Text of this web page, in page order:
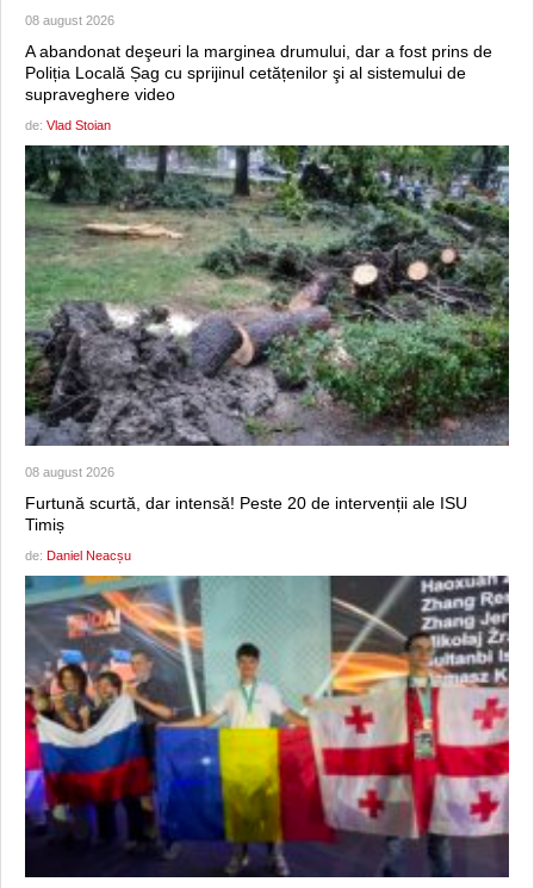
08 august 2026
A abandonat deşeuri la marginea drumului, dar a fost prins de
Poliția Locală Șag cu sprijinul cetățenilor şi al sistemului de
supraveghere video
de: Vlad Stoian
08 august 2026
Furtună scurtă, dar intensă! Peste 20 de intervenții ale ISU
Timiș
de: Daniel Neacșu